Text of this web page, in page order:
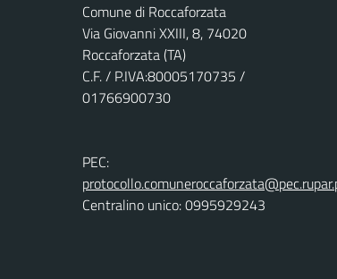
Comune di Roccaforzata
Via Giovanni XXIII, 8, 74020
Roccaforzata (TA)
C.F. / P.IVA:80005170735 /
01766900730
PEC:
Centralino unico: 0995929243